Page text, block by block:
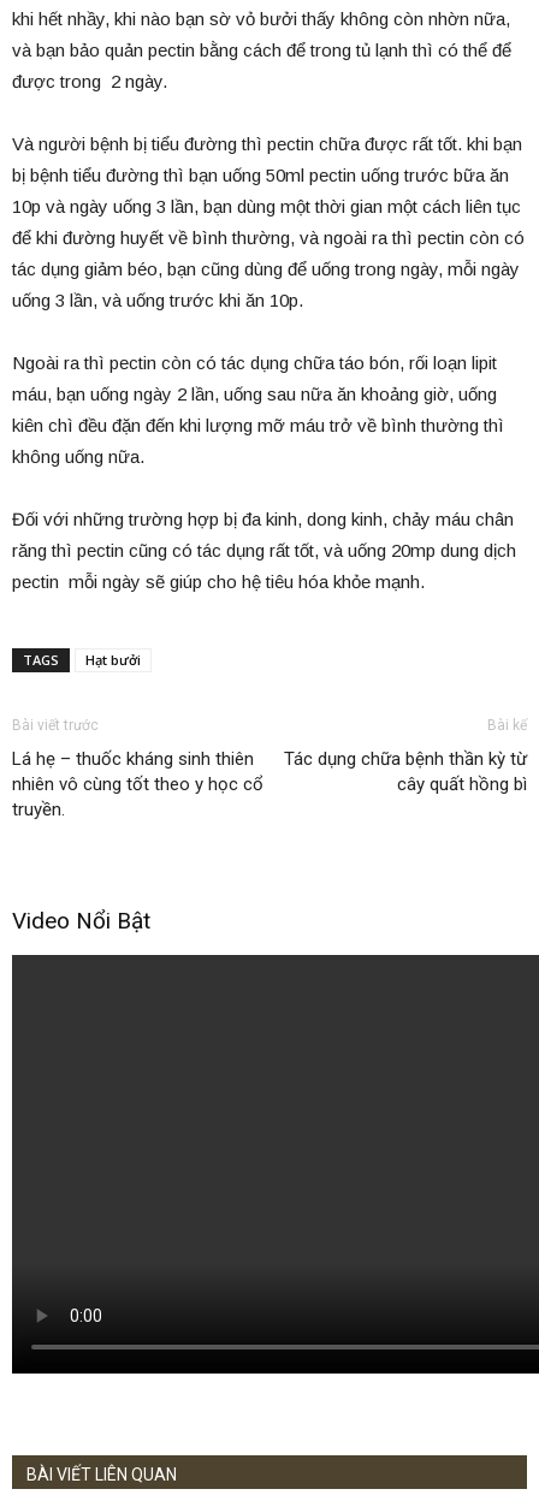
khi hết nhầy, khi nào bạn sờ vỏ bưởi thấy không còn nhờn nữa,
và bạn bảo quản pectin bằng cách để trong tủ lạnh thì có thể để
được trong 2 ngày.
Và người bệnh bị tiểu đường thì pectin chữa được rất tốt. khi bạn
bị bệnh tiểu đường thì bạn uống 50ml pectin uống trước bữa ăn
10p và ngày uống 3 lần, bạn dùng một thời gian một cách liên tục
để khi đường huyết về bình thường, và ngoài ra thì pectin còn có
tác dụng giảm béo, bạn cũng dùng để uống trong ngày, mỗi ngày
uống 3 lần, và uống trước khi ăn 10p.
Ngoài ra thì pectin còn có tác dụng chữa táo bón, rối loạn lipit
máu, bạn uống ngày 2 lần, uống sau nữa ăn khoảng giờ, uống
kiên chì đều đặn đến khi lượng mỡ máu trở về bình thường thì
không uống nữa.
Đối với những trường hợp bị đa kinh, dong kinh, chảy máu chân
răng thì pectin cũng có tác dụng rất tốt, và uống 20mp dung dịch
pectin mỗi ngày sẽ giúp cho hệ tiêu hóa khỏe mạnh.
TAGS Hạt bưởi
Bài viết trước
Lá hẹ – thuốc kháng sinh thiên
nhiên vô cùng tốt theo y học cổ
truyền.
Bài kế
Tác dụng chữa bệnh thần kỳ từ
cây quất hồng bì
Video Nổi Bật
BÀI VIẾT LIÊN QUAN